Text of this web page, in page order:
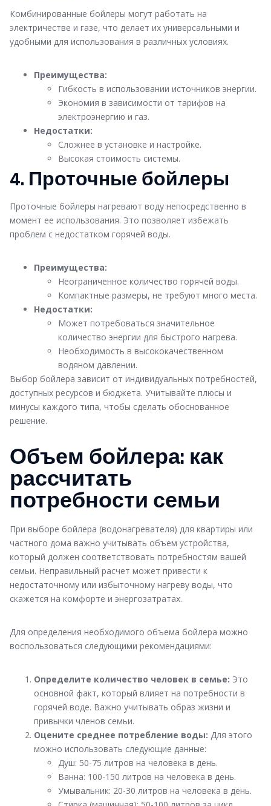
Комбинированные бойлеры могут работать на
электричестве и газе, что делает их универсальными и
удобными для использования в различных условиях.
Преимущества:
Гибкость в использовании источников энергии.
Экономия в зависимости от тарифов на
электроэнергию и газ.
Недостатки:
Сложнее в установке и настройке.
Высокая стоимость системы.
4. Проточные бойлеры
Проточные бойлеры нагревают воду непосредственно в
момент ее использования. Это позволяет избежать
проблем с недостатком горячей воды.
Преимущества:
Неограниченное количество горячей воды.
Компактные размеры, не требуют много места.
Недостатки:
Может потребоваться значительное
количество энергии для быстрого нагрева.
Необходимость в высококачественном
водяном давлении.
Выбор бойлера зависит от индивидуальных потребностей,
доступных ресурсов и бюджета. Учитывайте плюсы и
минусы каждого типа, чтобы сделать обоснованное
решение.
Объем бойлера: как
рассчитать
потребности семьи
При выборе бойлера (водонагревателя) для квартиры или
частного дома важно учитывать объем устройства,
который должен соответствовать потребностям вашей
семьи. Неправильный расчет может привести к
недостаточному или избыточному нагреву воды, что
скажется на комфорте и энергозатратах.
Для определения необходимого объема бойлера можно
воспользоваться следующими рекомендациями:
Определите количество человек в семье: Это
основной факт, который влияет на потребности в
горячей воде. Важно учитывать образ жизни и
привычки членов семьи.
Оцените среднее потребление воды: Для этого
можно использовать следующие данные:
Душ: 50-75 литров на человека в день.
Ванна: 100-150 литров на человека в день.
Умывальник: 20-30 литров на человека в день.